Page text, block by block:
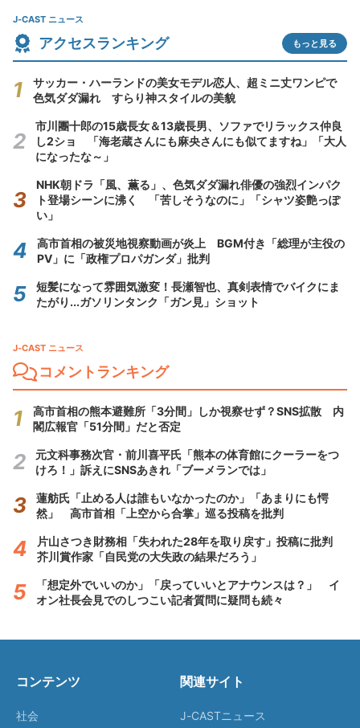
J-CAST ニュース
アクセスランキング もっと見る
サッカー・ハーランドの美女モデル恋人、超ミニ丈ワンピで
色気ダダ漏れ すらり神スタイルの美貌
市川團十郎の15歳長女＆13歳長男、ソファでリラックス仲良
し2ショ 「海老蔵さんにも麻央さんにも似てますね」「大人
になったな～」
NHK朝ドラ「風、薫る」、色気ダダ漏れ俳優の強烈インパク
ト登場シーンに沸く 「苦しそうなのに」「シャツ姿艶っぽ
い」
高市首相の被災地視察動画が炎上 BGM付き「総理が主役の
PV」に「政権プロパガンダ」批判
短髪になって雰囲気激変！長瀬智也、真剣表情でバイクにま
たがり...ガソリンタンク「ガン見」ショット
J-CAST ニュース
コメントランキング
高市首相の熊本避難所「3分間」しか視察せず？SNS拡散 内
閣広報官「51分間」だと否定
元文科事務次官・前川喜平氏「熊本の体育館にクーラーをつ
けろ！」訴えにSNSあきれ「ブーメランでは」
蓮舫氏「止める人は誰もいなかったのか」「あまりにも愕
然」 高市首相「上空から合掌」巡る投稿を批判
片山さつき財務相「失われた28年を取り戻す」投稿に批判
芥川賞作家「自民党の大失政の結果だろう」
「想定外でいいのか」「戻っていいとアナウンスは？」 イ
オン社長会見でのしつこい記者質問に疑問も続々
コンテンツ
社会
関連サイト
J-CASTニュース